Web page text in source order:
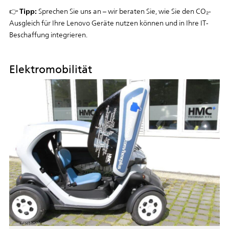
👉Tipp: Sprechen Sie uns an – wir beraten Sie, wie Sie den CO₂-
Ausgleich für Ihre Lenovo Geräte nutzen können und in Ihre IT-
Beschaffung integrieren.
Elektromobilität